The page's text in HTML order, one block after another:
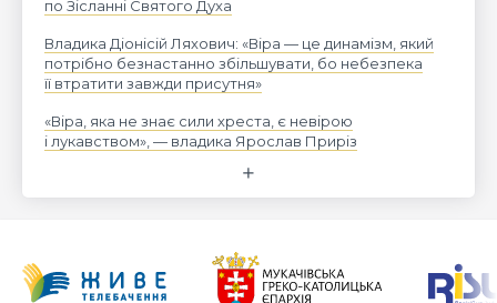
по Зісланні Святого Духа
Владика Діонісій Ляхович: «Віра — це динамізм, який
потрібно безнастанно збільшувати, бо небезпека
її втратити завжди присутня»
«Віра, яка не знає сили хреста, є невірою
і лукавством», — владика Ярослав Приріз